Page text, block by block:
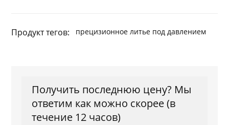
Продукт тегов: прецизионное литье под давлением
Получить последнюю цену? Мы
ответим как можно скорее (в
течение 12 часов)